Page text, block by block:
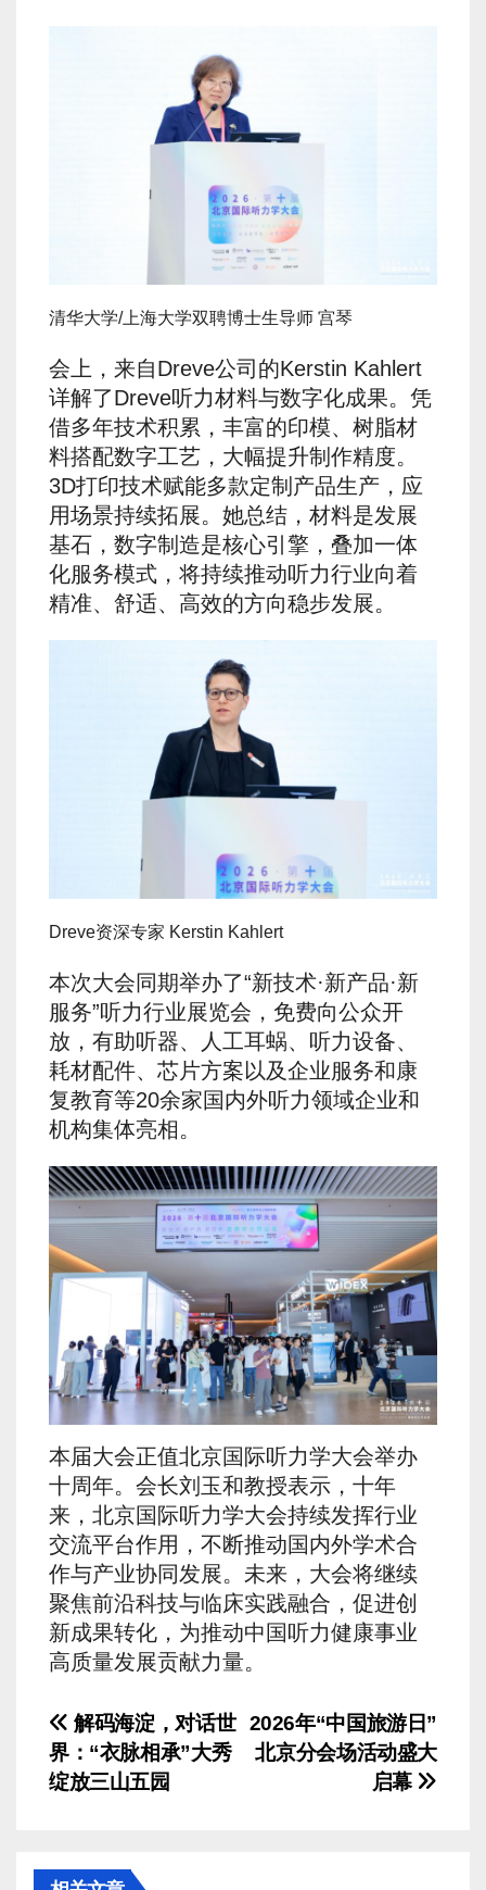
清华大学/上海大学双聘博士生导师 宫琴
会上，来自Dreve公司的Kerstin Kahlert
详解了Dreve听力材料与数字化成果。凭
借多年技术积累，丰富的印模、树脂材
料搭配数字工艺，大幅提升制作精度。
3D打印技术赋能多款定制产品生产，应
用场景持续拓展。她总结，材料是发展
基石，数字制造是核心引擎，叠加一体
化服务模式，将持续推动听力行业向着
精准、舒适、高效的方向稳步发展。
Dreve资深专家 Kerstin Kahlert
本次大会同期举办了“新技术·新产品·新
服务”听力行业展览会，免费向公众开
放，有助听器、人工耳蜗、听力设备、
耗材配件、芯片方案以及企业服务和康
复教育等20余家国内外听力领域企业和
机构集体亮相。
本届大会正值北京国际听力学大会举办
十周年。会长刘玉和教授表示，十年
来，北京国际听力学大会持续发挥行业
交流平台作用，不断推动国内外学术合
作与产业协同发展。未来，大会将继续
聚焦前沿科技与临床实践融合，促进创
新成果转化，为推动中国听力健康事业
高质量发展贡献力量。
文
章
航
2026年“中国旅游日”
北京分会场活动盛大
启幕
解码海淀，对话世
界：“衣脉相承”大秀
绽放三山五园